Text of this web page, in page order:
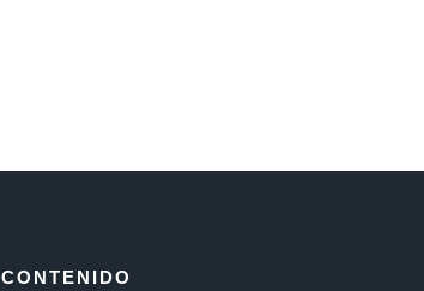
CONTENIDO